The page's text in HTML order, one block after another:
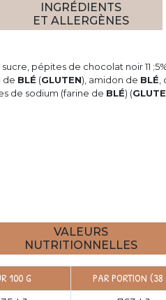
INGRÉDIENTS
ET ALLERGÈNES
sucre, pépites de chocolat noir 11
de BLÉ (GLUTEN), amidon de BLÉ
de sodium (farine de BLÉ) (
VALEURS
NUTRITIONNELLES
100 G PAR PORTION